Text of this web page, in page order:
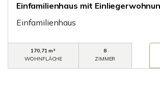
Einfamilienhaus mit
Einfamilienhaus
170,71 m²
WOHNFLÄCHE
8
ZIMMER